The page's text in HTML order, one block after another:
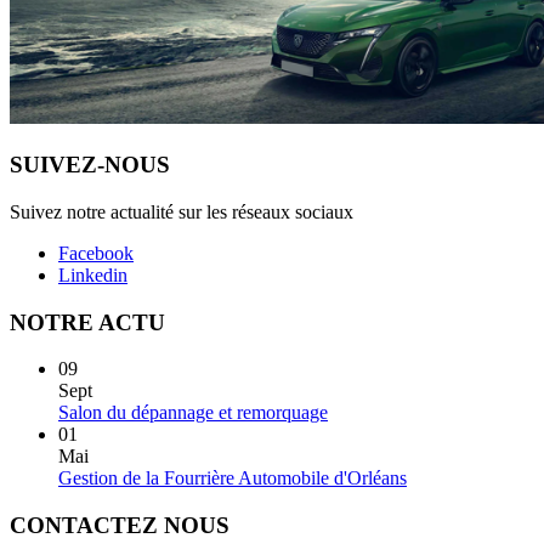
SUIVEZ-NOUS
Suivez notre actualité sur les réseaux sociaux
Facebook
Linkedin
NOTRE ACTU
09
Sept
Salon du dépannage et remorquage
01
Mai
Gestion de la Fourrière Automobile d'Orléans
CONTACTEZ NOUS